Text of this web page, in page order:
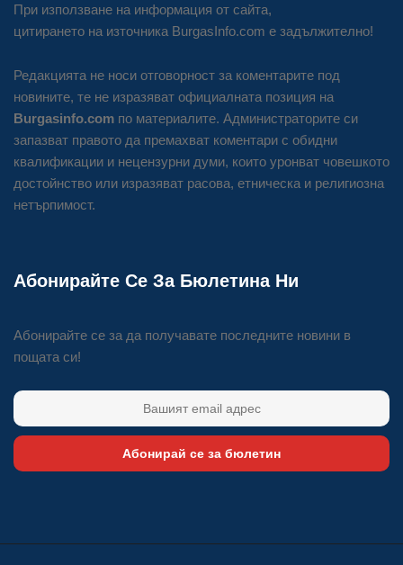
При използване на информация от сайта,
цитирането на източника BurgasInfo.com е задължително!
Редакцията не носи отговорност за коментарите под
новините, те не изразяват официалната позиция на
Burgasinfo.com по материалите. Администраторите си
запазват правото да премахват коментари с обидни
квалификации и нецензурни думи, които уронват човешкото
достойнство или изразяват расова, етническа и религиозна
нетърпимост.
Абонирайте Се За Бюлетина Ни
Абонирайте се за да получавате последните новини в
пощата си!
Абонирай се за бюлетин